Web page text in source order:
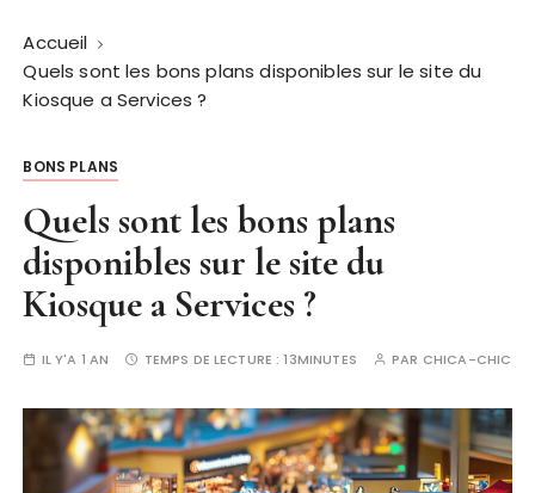
Accueil
Quels sont les bons plans disponibles sur le site du
Kiosque a Services ?
BONS PLANS
Quels sont les bons plans
disponibles sur le site du
Kiosque a Services ?
IL Y'A 1 AN TEMPS DE LECTURE :13MINUTES PAR CHICA-CHIC